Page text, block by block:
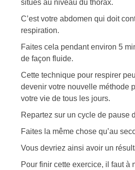
situés au niveau du thorax.
C’est votre abdomen qui doit
respiration.
Faites cela pendant environ 5
de façon fluide.
Cette technique pour respirer
devenir votre nouvelle méthode
votre vie de tous les jours.
Repartez sur un cycle de pause
Faites la même chose qu’au
Vous devriez ainsi avoir un
Pour finir cette exercice, il faut à